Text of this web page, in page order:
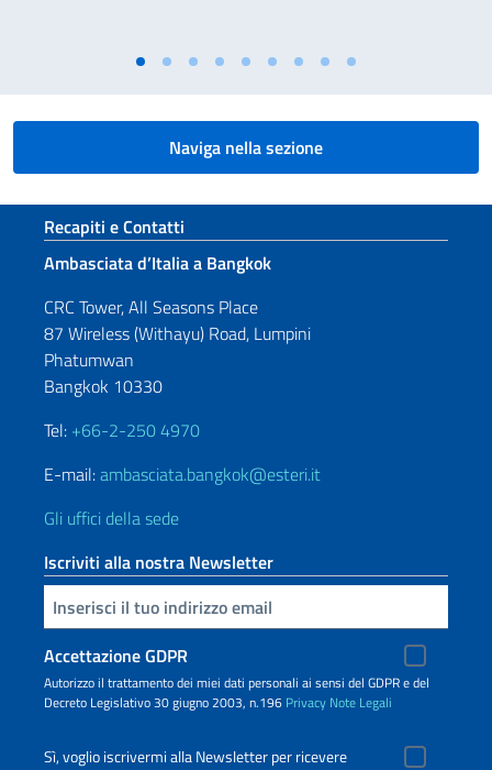
Naviga nella sezione
Sezione footer
Recapiti e Contatti
Ambasciata d’Italia a Bangkok
CRC Tower, All Seasons Place
87 Wireless (Withayu) Road, Lumpini
Phatumwan
Bangkok 10330
Tel: +66-2-250 4970
E-mail:ambasciata.bangkok@esteri.it
Gli uffici della sede
Iscriviti alla nostra Newsletter
Inserisci la tua email
Accettazione GDPR
Autorizzo il trattamento dei miei dati personali ai sensi del GDPR e del
Decreto Legislativo 30 giugno 2003, n.196 Privacy Note Legali
Sì, voglio iscrivermi alla Newsletter per ricevere